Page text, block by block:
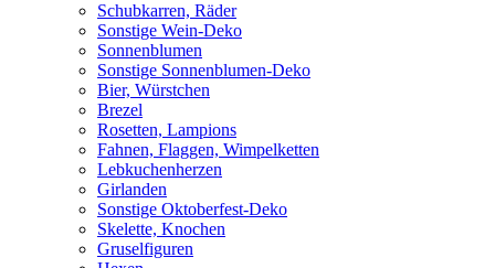
Schubkarren, Räder
Sonstige Wein-Deko
Sonnenblumen
Sonstige Sonnenblumen-Deko
Bier, Würstchen
Brezel
Rosetten, Lampions
Fahnen, Flaggen, Wimpelketten
Lebkuchenherzen
Girlanden
Sonstige Oktoberfest-Deko
Skelette, Knochen
Gruselfiguren